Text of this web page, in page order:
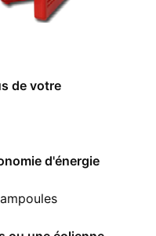
de votre
d'énergie